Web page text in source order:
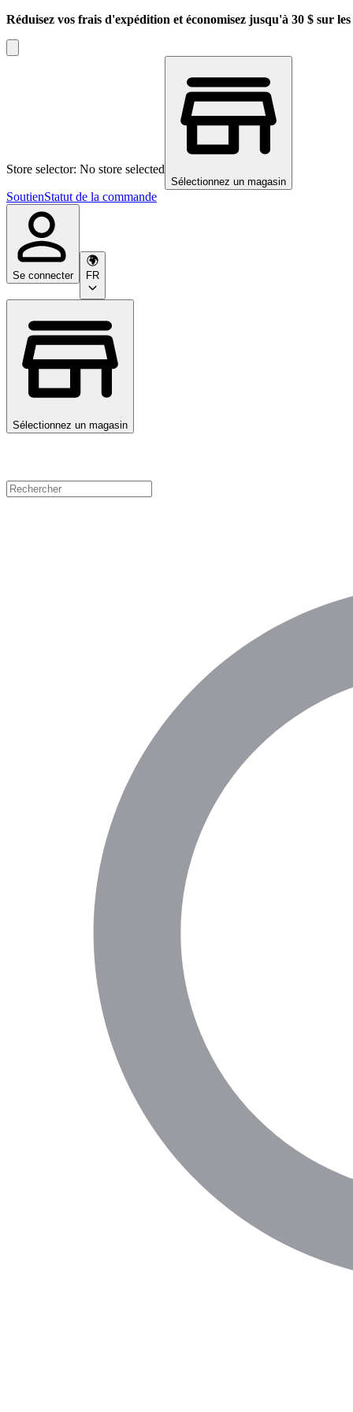
Réduisez vos frais d'expédition et économisez jusqu'à 30 $ sur
Store selector: No store selected
Sélectionnez un magasin
SoutienStatut de la commande
Se connecter FR
Sélectionnez un magasin